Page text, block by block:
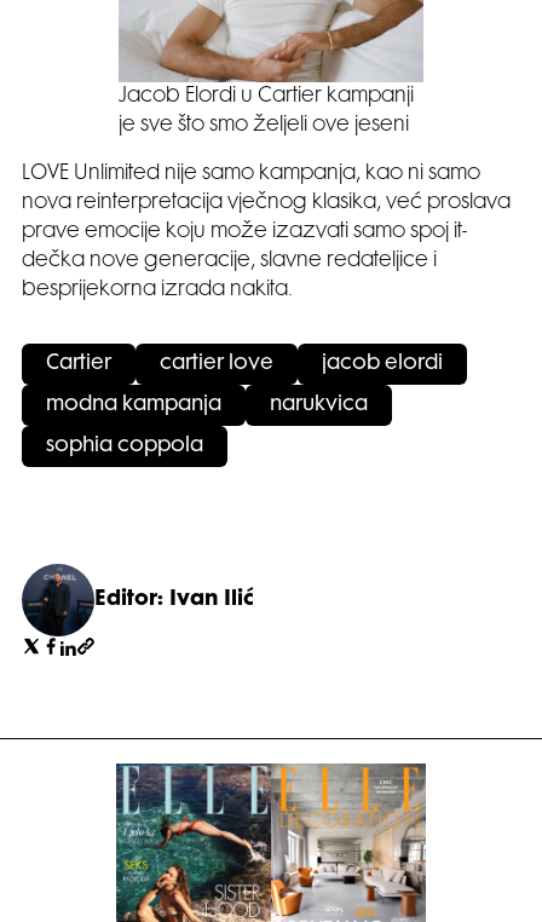
Jacob Elordi u Cartier kampanji
je sve što smo željeli ove jeseni
LOVE Unlimited nije samo kampanja, kao ni samo
nova reinterpretacija vječnog klasika, već proslava
prave emocije koju može izazvati samo spoj it-
dečka nove generacije, slavne redateljice i
besprijekorna izrada nakita.
Cartier cartier love jacob elordi
modna kampanja narukvica
sophia coppola
Editor: Ivan Ilić